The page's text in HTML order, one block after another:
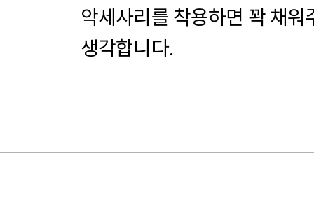
악세사리를 착용하면 꽉 채워
생각합니다.